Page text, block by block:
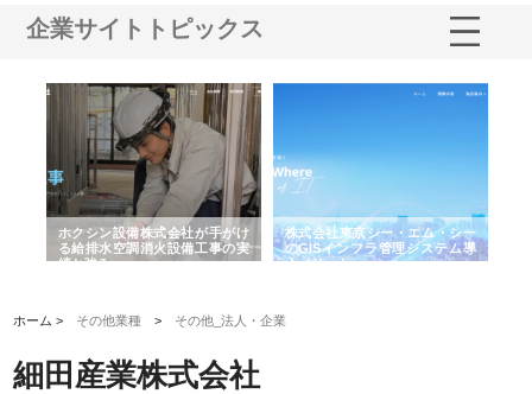
企業サイトトピックス
ホクシン設備株式会社が手がけ
る給排水空調消火設備工事の実
績と強み
株式会社東京シー・エム・シー
のGISインフラ管理システム導
入メリット
ホーム > その他業種 > その他_法人・企業
細田産業株式会社